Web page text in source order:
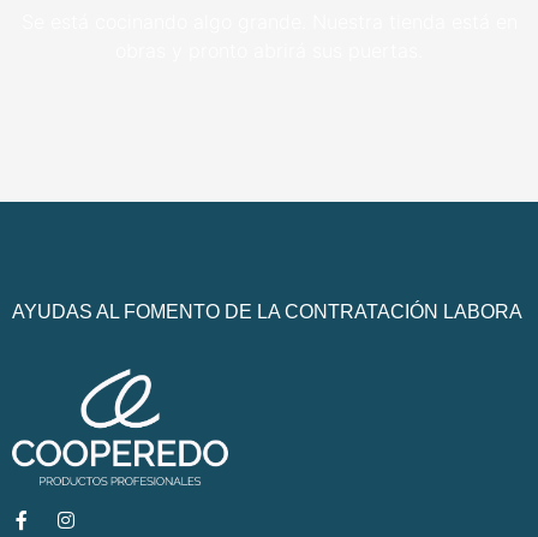
AYUDAS AL FOMENTO DE LA CONTRATACIÓN LABORA